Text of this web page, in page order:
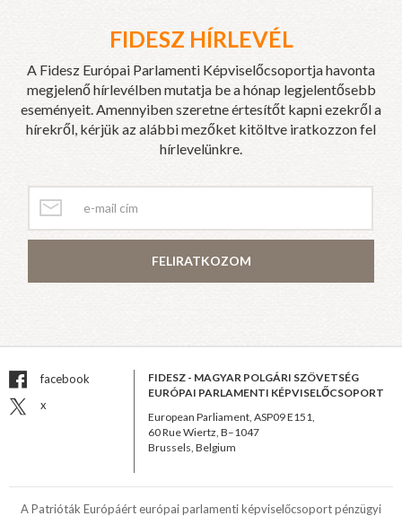
FIDESZ HÍRLEVÉL
A Fidesz Európai Parlamenti Képviselőcsoportja havonta
megjelenő hírlevélben mutatja be a hónap legjelentősebb
eseményeit. Amennyiben szeretne értesítőt kapni ezekről a
hírekről, kérjük az alábbi mezőket kitöltve iratkozzon fel
hírlevelünkre.
FELIRATKOZOM
facebook
x
FIDESZ - MAGYAR POLGÁRI SZÖVETSÉG
EURÓPAI PARLAMENTI KÉPVISELŐCSOPORT
European Parliament, ASP09 E151,
60 Rue Wiertz, B–1047
Brussels, Belgium
A Patrióták Európáért európai parlamenti képviselőcsoport pénzügyi